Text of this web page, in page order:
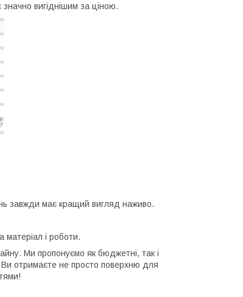
значно вигіднішим за ціною.
завжди має кращий вигляд наживо.
матеріал і роботи.
Ми пропонуємо як бюджетні, так і
отримаєте не просто поверхню для